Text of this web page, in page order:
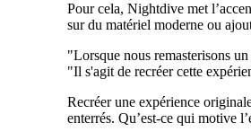
Pour cela, Nightdive met
sur du matériel moderne ou
"Lorsque nous remasterisons
"Il s'agit de recréer cette
Recréer une expérience
enterrés. Qu’est-ce qui motive